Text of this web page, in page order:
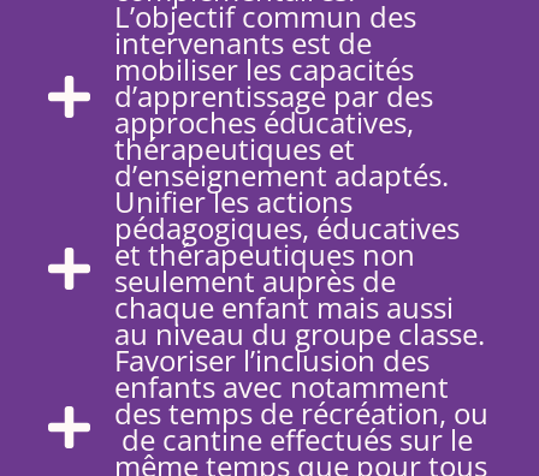
L’objectif commun des
intervenants est de
mobiliser les capacités
d’apprentissage par des
approches éducatives,
thérapeutiques et
d’enseignement adaptés.
Unifier les actions
pédagogiques, éducatives
et thérapeutiques non
seulement auprès de
chaque enfant mais aussi
au niveau du groupe classe.
Favoriser l’inclusion des
enfants avec notamment
des temps de récréation, ou
de cantine effectués sur le
même temps que pour tous